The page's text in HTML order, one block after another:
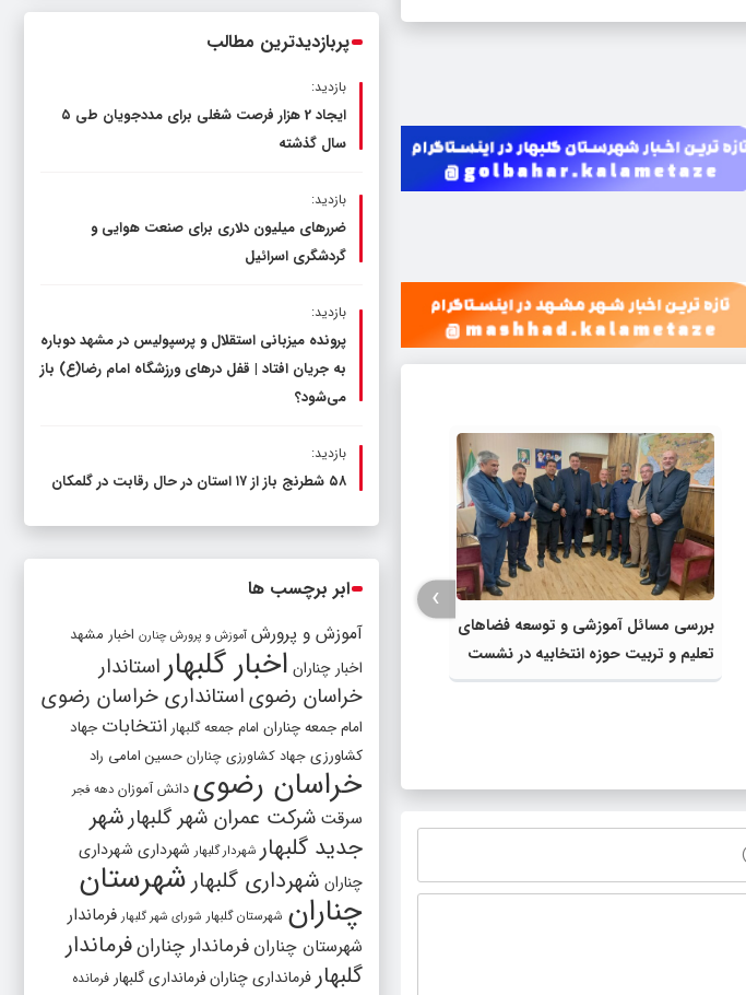
بررسی مسائل آموزشی و توسعه فضاهای
تعلیم و تربیت حوزه انتخابیه در نشست
مشترک عضو کمیسیون آموزش مجلس با
افزایش قیمت بنزین در شرایط فعلی،
تصمیمی پرهزینه برای کشور است |
دولت، قاچاق سوخت و عوامل اصلی
ناترازی را محدود کند، نه سفره مردم
›
پربازدیدترین مطالب
بازدید:
ایجاد 2 هزار فرصت شغلی برای مددجویان طی ۵
سال گذشته
بازدید:
ضررهای میلیون دلاری برای صنعت هوایی و
گردشگری اسرائیل
بازدید:
پرونده میزبانی استقلال و پرسپولیس در مشهد دوباره
به جریان افتاد | قفل در‌های ورزشگاه امام رضا(ع) باز
می‌شود؟
بازدید:
۵۸ شطرنج‌ باز از ۱۷ استان در حال رقابت در گلمکان
ابر برچسب ها
آموزش و پرورش آموزش و پرورش چنارن اخبار مشهد
اخبار چناران اخبار گلبهار استاندار
خراسان رضویاستانداری خراسان رضوی
امام جمعه چناران امام جمعه گلبهار انتخابات جهاد
کشاورزی جهاد کشاورزی چناران حسین امامی راد
خراسان رضوی دانش آموزان دهه فجر
سرقت شرکت عمران شهر گلبهارشهر
جدید گلبهار شهردار گلبهار شهرداری شهرداری
چناران شهرداری گلبهار شهرستان
چناران شهرستان گلبهار شورای شهر گلبهار فرماندار
شهرستان چناران فرماندار چنارانفرماندار
گلبهار فرمانداری چنارانفرمانداری گلبهار فرمانده